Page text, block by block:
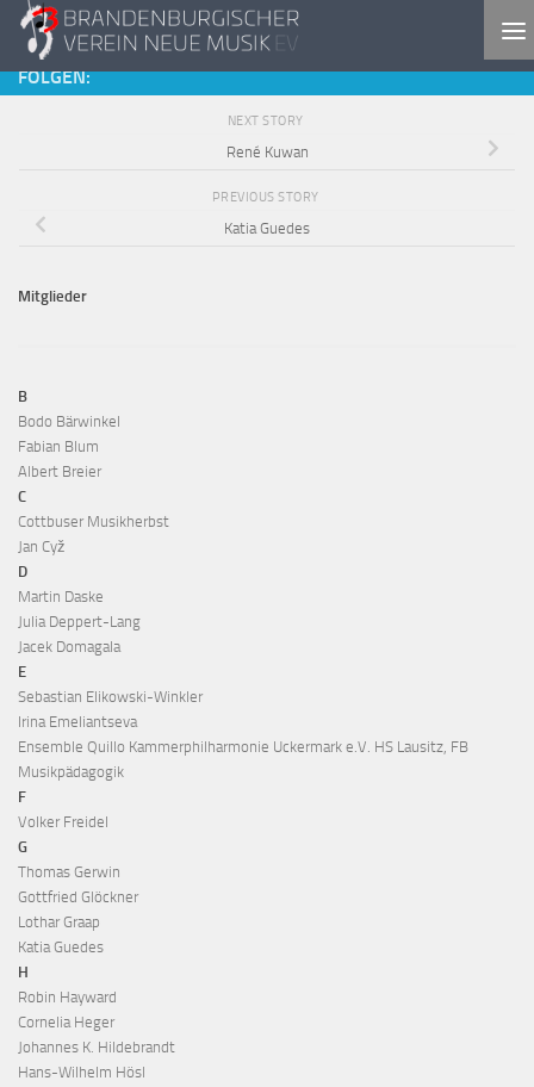
Skip to content
FOLGEN:
NEXT STORY
René Kuwan
PREVIOUS STORY
Katia Guedes
Mitglieder
B
Bodo Bärwinkel
Fabian Blum
Albert Breier
C
Cottbuser Musikherbst
Jan Cyž
D
Martin Daske
Julia Deppert-Lang
Jacek Domagala
E
Sebastian Elikowski-Winkler
Irina Emeliantseva
Ensemble Quillo Kammerphilharmonie Uckermark e.V. HS Lausitz, FB
Musikpädagogik
F
Volker Freidel
G
Thomas Gerwin
Gottfried Glöckner
Lothar Graap
Katia Guedes
H
Robin Hayward
Cornelia Heger
Johannes K. Hildebrandt
Hans-Wilhelm Hösl